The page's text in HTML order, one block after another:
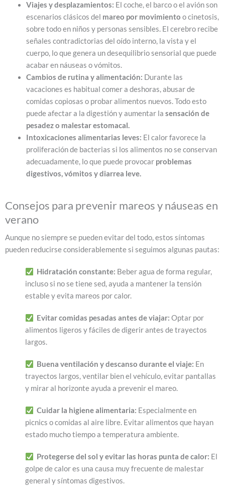
Viajes y desplazamientos: El coche, el barco o el avión son
escenarios clásicos del mareo por movimiento o cinetosis,
sobre todo en niños y personas sensibles. El cerebro recibe
señales contradictorias del oído interno, la vista y el
cuerpo, lo que genera un desequilibrio sensorial que puede
acabar en náuseas o vómitos.
Cambios de rutina y alimentación: Durante las
vacaciones es habitual comer a deshoras, abusar de
comidas copiosas o probar alimentos nuevos. Todo esto
puede afectar a la digestión y aumentar la sensación de
pesadez o malestar estomacal.
Intoxicaciones alimentarias leves: El calor favorece la
proliferación de bacterias si los alimentos no se conservan
adecuadamente, lo que puede provocar problemas
digestivos, vómitos y diarrea leve.
Consejos para prevenir mareos y náuseas en
verano
Aunque no siempre se pueden evitar del todo, estos síntomas
pueden reducirse considerablemente si seguimos algunas pautas:
Hidratación constante: Beber agua de forma regular,
incluso si no se tiene sed, ayuda a mantener la tensión
estable y evita mareos por calor.
Evitar comidas pesadas antes de viajar: Optar por
alimentos ligeros y fáciles de digerir antes de trayectos
largos.
Buena ventilación y descanso durante el viaje: En
trayectos largos, ventilar bien el vehículo, evitar pantallas
y mirar al horizonte ayuda a prevenir el mareo.
Cuidar la higiene alimentaria: Especialmente en
picnics o comidas al aire libre. Evitar alimentos que hayan
estado mucho tiempo a temperatura ambiente.
Protegerse del sol y evitar las horas punta de calor: El
golpe de calor es una causa muy frecuente de malestar
general y síntomas digestivos.